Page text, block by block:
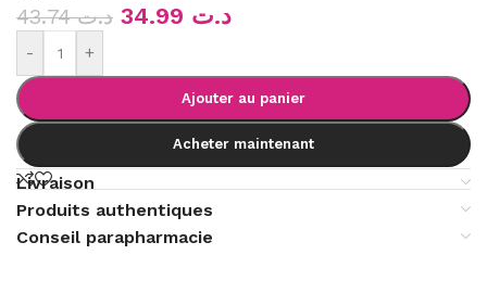
د.ت43.74 د.ت
- +
Ajouter au panier
Acheter maintenant
Livraison
Produits authentiques
Conseil parapharmacie